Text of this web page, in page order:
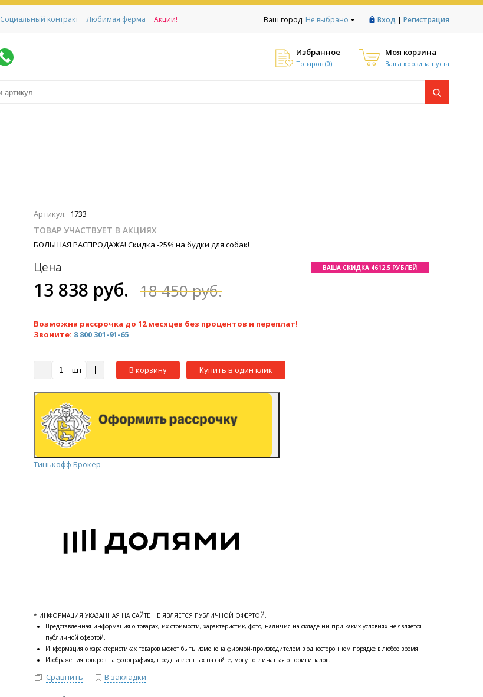
Ваш город: Не выбрано Вход | Регистрация
Социальный контракт Любимая ферма Акции!
Избранное
Товаров (0)
Моя корзина
Ваша корзина пуста
Артикул: 1733
ТОВАР УЧАСТВУЕТ В АКЦИЯХ
БОЛЬШАЯ РАСПРОДАЖА! Скидка -25% на будки для собак!
Цена
13 838 руб. 18 450 руб.
ВАША СКИДКА 4612.5 РУБЛЕЙ
Возможна рассрочка до 12 месяцев без процентов и переплат!
Звоните: 8 800 301-91-65
шт В корзину Купить в один клик
Тинькофф Брокер
* ИНФОРМАЦИЯ УКАЗАННАЯ НА САЙТЕ НЕ ЯВЛЯЕТСЯ ПУБЛИЧНОЙ ОФЕРТОЙ.
Представленная информация о товарах, их стоимости, характеристик, фото, наличия на складе ни при каких условиях не является
публичной офертой.
Информация о характеристиках товаров может быть изменена фирмой-производителем в одностороннем порядке в любое время.
Изображения товаров на фотографиях, представленных на сайте, могут отличаться от оригиналов.
Сравнить В закладки